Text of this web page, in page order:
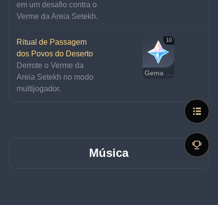
em um desafio contra o
Verme da Areia Setekh.
Ritual de Passagem
dos Povos do Deserto
Derrote o Verme da
Areia Setekh no modo
multijogador.
10
Gema Essencial
Música